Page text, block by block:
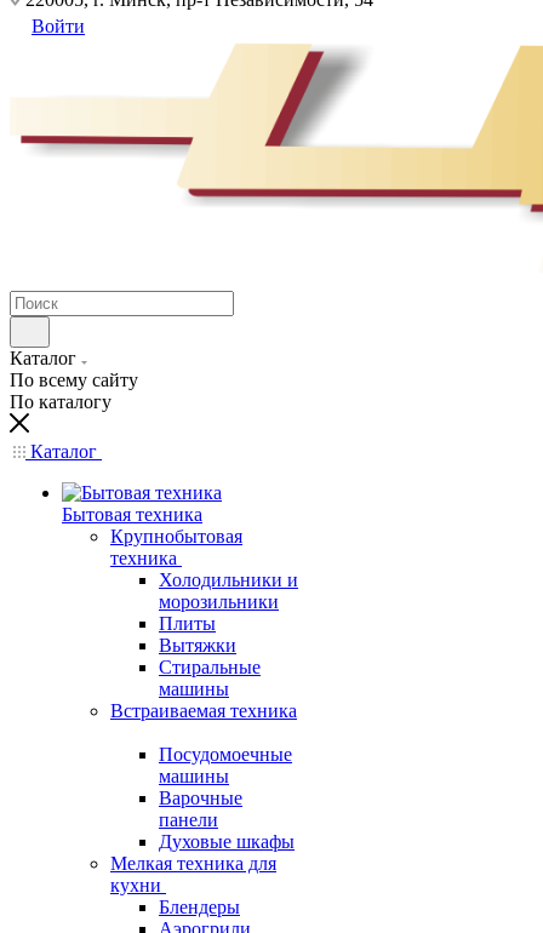
Войти
Каталог
По всему сайту
По каталогу
Каталог
Бытовая техника
Крупнобытовая
техника
Холодильники и
морозильники
Плиты
Вытяжки
Стиральные
машины
Встраиваемая техника
Посудомоечные
машины
Варочные
панели
Духовые шкафы
Мелкая техника для
кухни
Блендеры
Аэрогрили.